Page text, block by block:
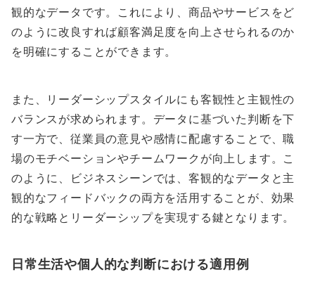
観的なデータです。これにより、商品やサービスをど
のように改良すれば顧客満足度を向上させられるのか
を明確にすることができます。
また、リーダーシップスタイルにも客観性と主観性の
バランスが求められます。データに基づいた判断を下
す一方で、従業員の意見や感情に配慮することで、職
場のモチベーションやチームワークが向上します。こ
のように、ビジネスシーンでは、客観的なデータと主
観的なフィードバックの両方を活用することが、効果
的な戦略とリーダーシップを実現する鍵となります。
日常生活や個人的な判断における適用例